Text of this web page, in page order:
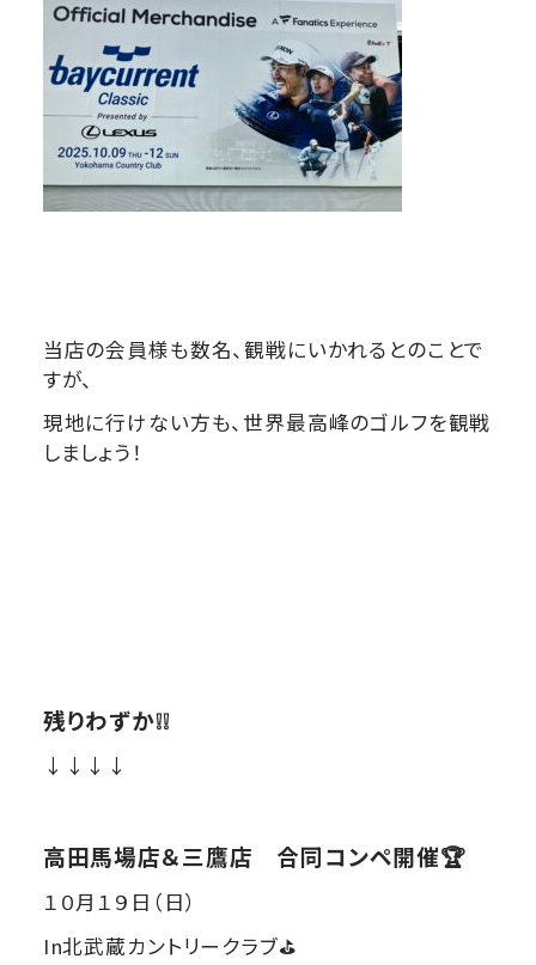
当店の会員様も数名、観戦にいかれるとのことで
すが、
現地に行けない方も、世界最高峰のゴルフを観戦
しましょう！
残りわずか❕❕
↓↓↓↓
高田馬場店＆三鷹店 合同コンペ開催🏆
１０月１９日（日）
In北武蔵カントリークラブ⛳